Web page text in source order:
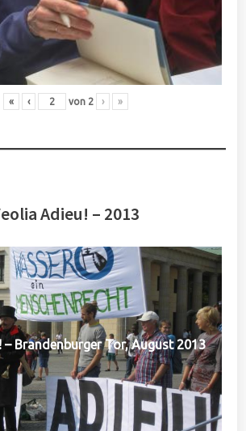
« ‹ von 2 › »
Adieu! – 2013
– Brandenburger Tor, August 2013